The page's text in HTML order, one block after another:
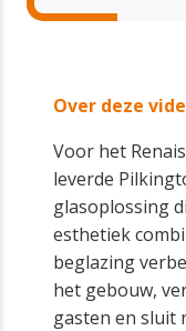
Over deze
Voor het
leverde
glasoplossing
esthetiek
beglazing
het gebouw,
gasten en sluit